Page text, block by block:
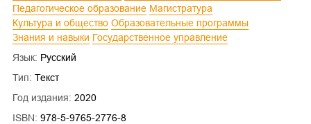
Педагогическое образование
Магистратура
Культура и общество
Образовательные программы
Знания и навыки
Государственное управление
Язык: Русский
Тип: Текст
Год издания: 2020
ISBN: 978-5-9765-2776-8